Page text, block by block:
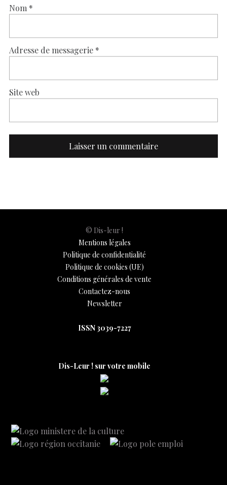
Nom *
Adresse de messagerie *
Site web
© Dis-leur !
Mentions légales
Politique de confidentialité
Politique de cookies (UE)
Conditions générales de vente
Contactez-nous
Newsletter
ISSN 3039-7227
Dis-Leur ! sur votre mobile